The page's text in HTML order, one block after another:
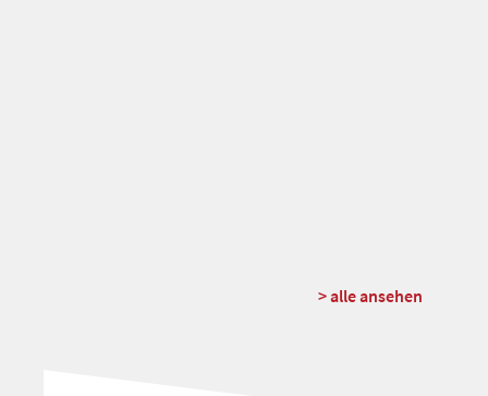
> alle ansehen